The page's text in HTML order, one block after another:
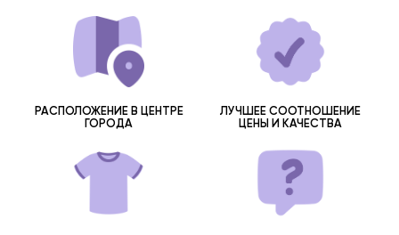
РАСПОЛОЖЕНИЕ В ЦЕНТРЕ
ГОРОДА
ЛУЧШЕЕ СООТНОШЕНИЕ
ЦЕНЫ И КАЧЕСТВА